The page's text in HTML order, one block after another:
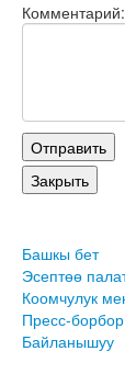
Комментарий:
Башкы бет
Эсептөө
Коомчулук
Пресс-борбор
Байланышуу